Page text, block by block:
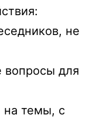
не
вопросы для
на темы, с